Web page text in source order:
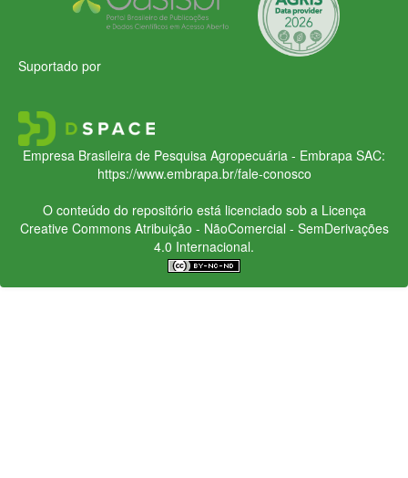
Suportado por
Empresa Brasileira de Pesquisa Agropecuária - Embrapa SAC:
https://www.embrapa.br/fale-conosco
O conteúdo do repositório está licenciado sob a Licença
Creative CommonsAtribuição - NãoComercial - SemDerivações
4.0 Internacional.